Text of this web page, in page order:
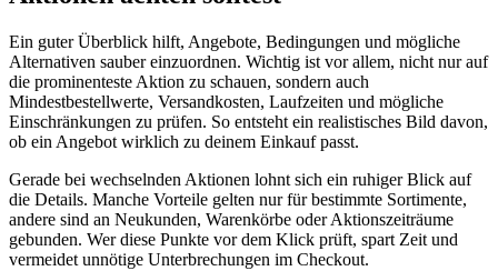
Ein guter Überblick hilft, Angebote, Bedingungen und mögliche
Alternativen sauber einzuordnen. Wichtig ist vor allem, nicht nur auf
die prominenteste Aktion zu schauen, sondern auch
Mindestbestellwerte, Versandkosten, Laufzeiten und mögliche
Einschränkungen zu prüfen. So entsteht ein realistisches Bild davon,
ob ein Angebot wirklich zu deinem Einkauf passt.
Gerade bei wechselnden Aktionen lohnt sich ein ruhiger Blick auf
die Details. Manche Vorteile gelten nur für bestimmte Sortimente,
andere sind an Neukunden, Warenkörbe oder Aktionszeiträume
gebunden. Wer diese Punkte vor dem Klick prüft, spart Zeit und
vermeidet unnötige Unterbrechungen im Checkout.